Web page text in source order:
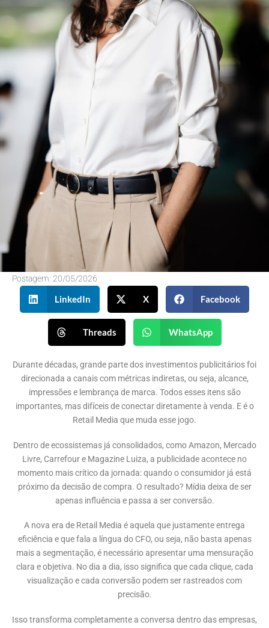
Postagem: 20/05/2026
LinkedIn X Facebook
Threads WhatsApp
Durante décadas, grande parte dos investimentos publicitários foi
direcionada a canais com métricas indiretas, ou seja, alcance,
impressões e lembrança de marca. Todos esses itens são
importantes, mas difíceis de conectar diretamente à venda. E é o
Retail Media que muda esse jogo.
Dentro de ecossistemas já consolidados, como Amazon, Mercado
Livre, Carrefour e Magazine Luiza, a publicidade acontece no
momento mais crítico da jornada: quando o consumidor já está
próximo da decisão de compra. O resultado? Mídia deixa de ser
apenas influência e passa a ser conversão.
A nova era de Retail Media é aquela que justamente entrega
eficiência e que fala a língua do CFO, ou seja, não basta apenas
mais a segmentação, é necessário apresentar uma mensuração
clara e objetiva. No dia a dia, isso significa que cada clique, cada
visualização e cada conversão podem ser rastreados com
precisão.
Isso transforma completamente a conversa dentro das empresas,